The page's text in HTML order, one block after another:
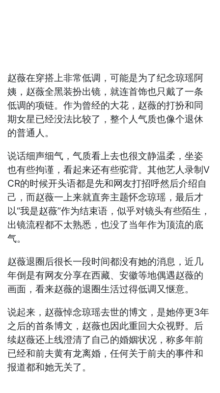
赵薇在穿搭上非常低调，可能是为了纪念琼瑶阿
姨，赵薇全黑装扮出镜，就连首饰也只戴了一条
低调的项链。作为曾经的大花，赵薇的打扮和同
期女星已经没法比较了，整个人气质也像个退休
的普通人。
说话细声细气，气质看上去也很文静温柔，坐姿
也有些拘谨，看起来还有些驼背。其他艺人录制V
CR的时候开头语都是先和网友打招呼然后介绍自
己，而赵薇一上来就直奔主题怀念琼瑶，最后才
以“我是赵薇”作为结束语，似乎对镜头有些陌生，
出镜流程都不太熟悉，也没了当年作为顶流的底
气。
赵薇退圈后很长一段时间都没有她的消息，近几
年倒是有网友分享在西藏、安徽等地偶遇赵薇的
画面，看来赵薇的退圈生活过得低调又惬意。
说起来，赵薇悼念琼瑶去世的博文，是她停更3年
之后的首条博文，赵薇也因此重回大众视野。后
续赵薇还上线澄清了自己的婚姻状况，称多年前
已经和前夫黄有龙离婚，任何关于前夫的事件和
报道都和她无关了。